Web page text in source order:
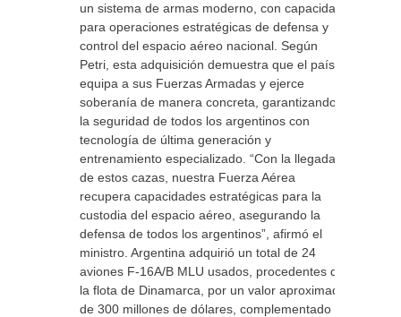
un sistema de armas moderno, con capacidad
para operaciones estratégicas de defensa y
control del espacio aéreo nacional. Según
Petri, esta adquisición demuestra que el país
equipa a sus Fuerzas Armadas y ejerce
soberanía de manera concreta, garantizando
la seguridad de todos los argentinos con
tecnología de última generación y
entrenamiento especializado. “Con la llegada
de estos cazas, nuestra Fuerza Aérea
recupera capacidades estratégicas para la
custodia del espacio aéreo, asegurando la
defensa de todos los argentinos”, afirmó el
ministro. Argentina adquirió un total de 24
aviones F-16A/B MLU usados, procedentes de
la flota de Dinamarca, por un valor aproximado
de 300 millones de dólares, complementado